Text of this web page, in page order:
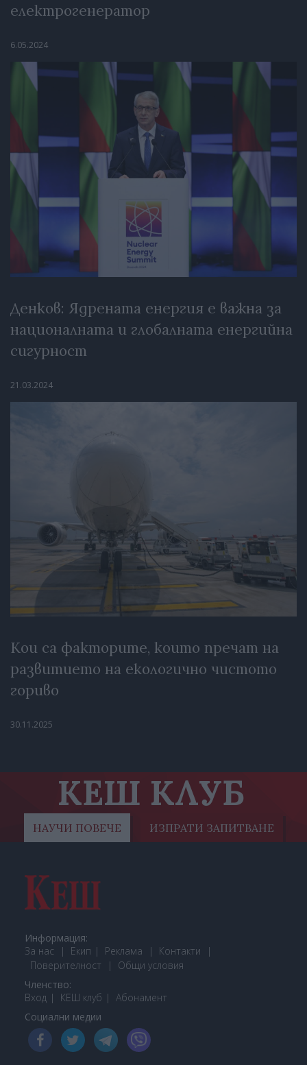
електрогенератор
6.05.2024
Денков: Ядрената енергия е важна за
националната и глобалната енергийна
сигурност
21.03.2024
Кои са факторите, които пречат на
развитието на екологично чистото
гориво
30.11.2025
КЕШ КЛУБ
НАУЧИ ПОВЕЧЕ ИЗПРАТИ ЗАПИТВАНЕ
Информация:
За нас
Екип Реклама
Контакти
Поверителност
Общи условия
Членство:
Вход
КЕШ клуб Абонамент
Социални медии